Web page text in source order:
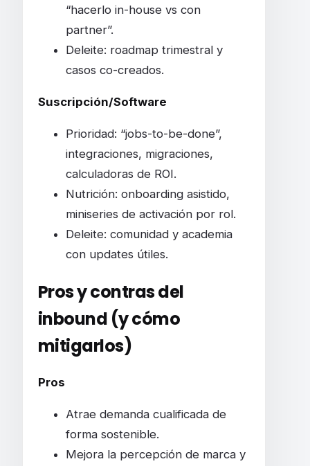
“hacerlo in-house vs con
partner”.
Deleite: roadmap trimestral y
casos co-creados.
Suscripción/Software
Prioridad: “jobs-to-be-done”,
integraciones, migraciones,
calculadoras de ROI.
Nutrición: onboarding asistido,
miniseries de activación por rol.
Deleite: comunidad y academia
con updates útiles.
Pros y contras del
inbound (y cómo
mitigarlos)
Pros
Atrae demanda cualificada de
forma sostenible.
Mejora la percepción de marca y